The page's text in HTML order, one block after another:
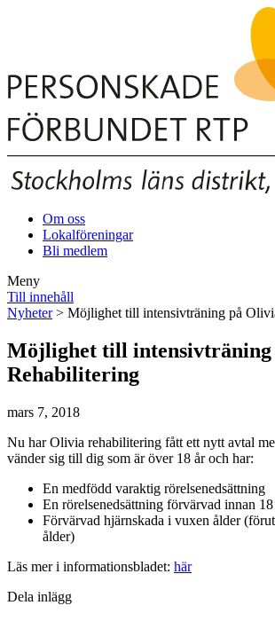
Om oss
Lokalföreningar
Bli medlem
Meny
Till innehåll
Nyheter> Möjlighet till intensivträning på
Möjlighet till intensivträning
Rehabilitering
mars 7, 2018
Nu har Olivia rehabilitering fått ett nytt avtal
vänder sig till dig som är över 18 år och har:
En medfödd varaktig rörelsenedsättning
En rörelsenedsättning förvärvad innan
Förvärvad hjärnskada i vuxen ålder
ålder)
Läs mer i informationsbladet: här
Dela inlägg